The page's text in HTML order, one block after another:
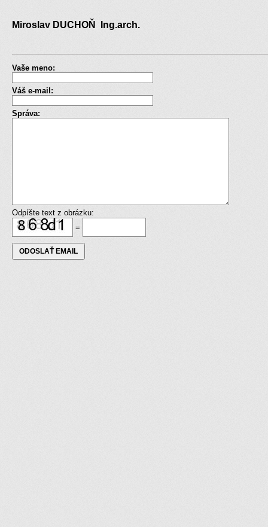
Miroslav DUCHOŇ Ing.arch.
Vaše meno:
Váš e-mail:
Správa:
Odpíšte text z obrázku:
=